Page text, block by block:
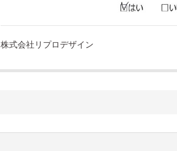
株式会社リプロデザイン